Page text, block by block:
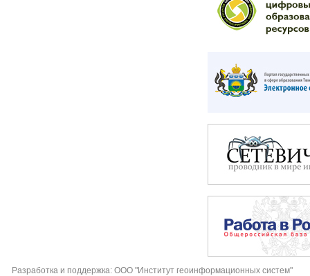
Разработка и поддержка: ООО "Институт геоинформационных систем"